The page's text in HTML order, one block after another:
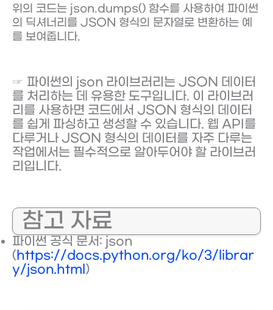
위의 코드는 json.dumps() 함수를 사용하여 파이썬
의 딕셔너리를 JSON 형식의 문자열로 변환하는 예
를 보여줍니다.
☞ 파이썬의 json 라이브러리는 JSON 데이터
를 처리하는 데 유용한 도구입니다. 이 라이브러
리를 사용하면 코드에서 JSON 형식의 데이터
를 쉽게 파싱하고 생성할 수 있습니다. 웹 API를
다루거나 JSON 형식의 데이터를 자주 다루는
작업에서는 필수적으로 알아두어야 할 라이브러
리입니다.
참고 자료
파이썬 공식 문서: json
( https://docs.python.org/ko/3/librar
y/json.html )